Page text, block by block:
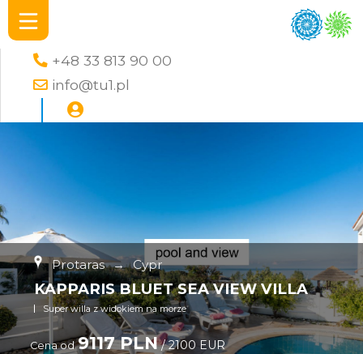
+48 33 813 90 00
info@tu1.pl
Protaras → Cypr
KAPPARIS BLUET SEA VIEW VILLA
Super willa z widokiem na morze
Cena od 9117 PLN/ 2100 EUR